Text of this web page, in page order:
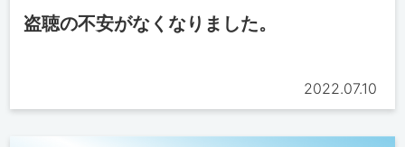
盗聴の不安がなくなりました。
2022.07.10